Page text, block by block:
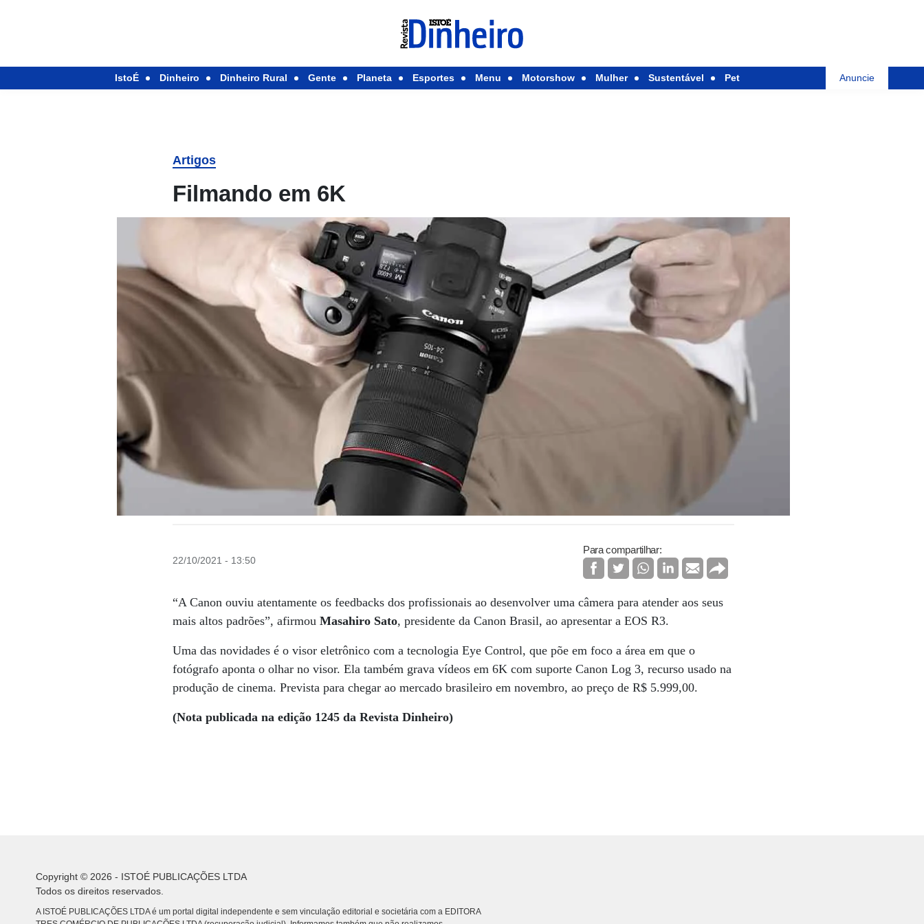
IstoÉ Dinheiro Dinheiro Rural Gente Planeta Esportes Menu Motorshow Mulher Sustentável Pet Anuncie
Artigos
Filmando em 6K
22/10/2021 - 13:50
Para compartilhar:
“A Canon ouviu atentamente os feedbacks dos profissionais ao desenvolver uma câmera para atender aos seus
mais altos padrões”, afirmou Masahiro Sato, presidente da Canon Brasil, ao apresentar a EOS R3.
Uma das novidades é o visor eletrônico com a tecnologia Eye Control, que põe em foco a área em que o
fotógrafo aponta o olhar no visor. Ela também grava vídeos em 6K com suporte Canon Log 3, recurso usado na
produção de cinema. Prevista para chegar ao mercado brasileiro em novembro, ao preço de R$ 5.999,00.
(Nota publicada na edição 1245 da Revista Dinheiro)
Copyright © 2026 - ISTOÉ PUBLICAÇÕES LTDA
Todos os direitos reservados.
A ISTOÉ PUBLICAÇÕES LTDA é um portal digital independente e sem vinculação editorial e societária com a EDITORA